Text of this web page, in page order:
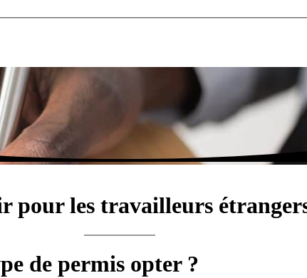
pour les travailleurs
de permis opter ?